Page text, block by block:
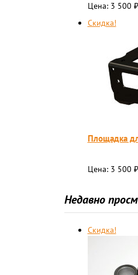
Цена: 3 500 ₽
Скидка!
Площадка
Цена: 3 500 ₽
Недавно
Скидка!